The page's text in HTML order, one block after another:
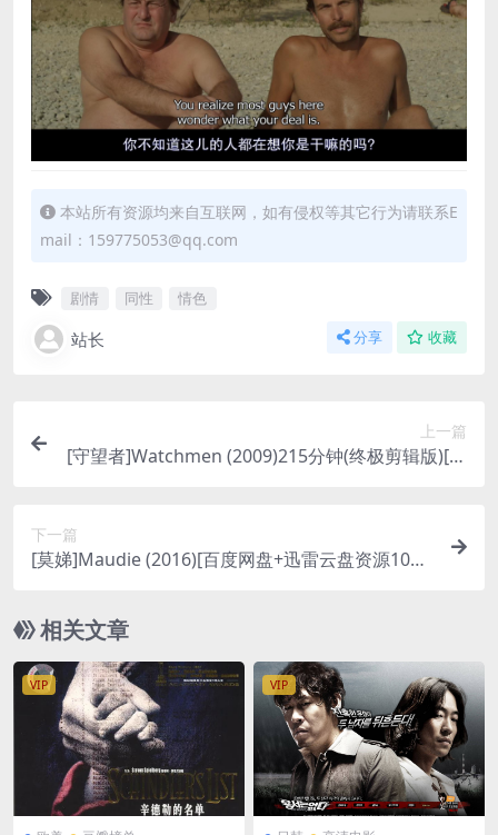
本站所有资源均来自互联网，如有侵权等其它行为请联系E
mail：159775053@qq.com
剧情 同性 情色
站长 分享 收藏
上一篇
[守望者]Watchmen (2009)215分钟(终极剪辑版)[百
下一篇
[莫娣]Maudie (2016)[百度网盘+迅雷云盘资源1080
相关文章
VIP VIP